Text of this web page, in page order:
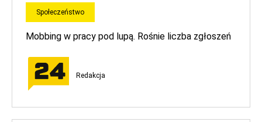
Społeczeństwo
Mobbing w pracy pod lupą. Rośnie liczba zgłoszeń
Redakcja